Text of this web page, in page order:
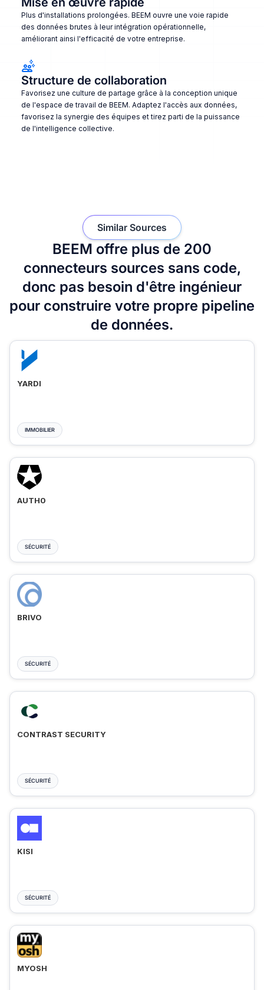
Plus d'installations prolongées. BEEM ouvre une voie rapide
des données brutes à leur intégration opérationnelle,
améliorant ainsi l'efficacité de votre entreprise.
Structure de collaboration
Favorisez une culture de partage grâce à la conception unique
de l'espace de travail de BEEM. Adaptez l'accès aux données,
favorisez la synergie des équipes et tirez parti de la puissance
de l'intelligence collective.
BEEM offre plus de 200
connecteurs sources sans code,
donc pas besoin d'être ingénieur
pour construire votre propre pipeline
de données.
Similar Sources
YARDI
IMMOBILIER
AUTH0
SÉCURITÉ
BRIVO
SÉCURITÉ
CONTRAST SECURITY
SÉCURITÉ
KISI
SÉCURITÉ
MYOSH